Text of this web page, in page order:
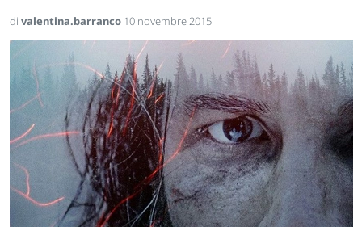
di valentina.barranco 10 novembre 2015